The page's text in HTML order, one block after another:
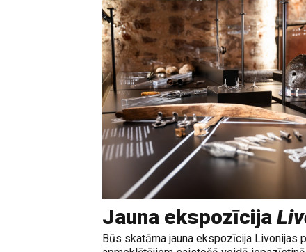
Jauna ekspozīcija
Būs skatāma jauna ekspozīcija Livonijas